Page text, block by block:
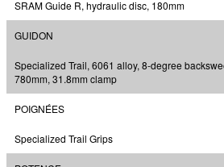
SRAM Guide R, hydraulic disc, 180mm
GUIDON
Specialized Trail, 6061 alloy, 8-degree
780mm, 31.8mm clamp
POIGNÉES
Specialized Trail Grips